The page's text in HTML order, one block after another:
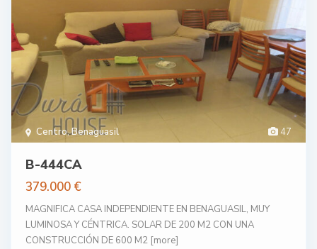
47
Centro,Benaguasil
B-444CA
379.000 €
MAGNIFICA CASA INDEPENDIENTE EN BENAGUASIL, MUY
LUMINOSA Y CÉNTRICA. SOLAR DE 200 M2 CON UNA
CONSTRUCCIÓN DE 600 M2 [more]